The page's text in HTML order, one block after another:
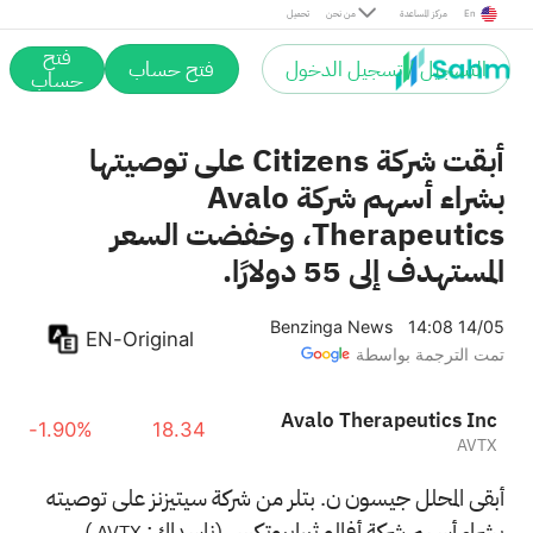
تحميل من نحن مركز المساعدة En
التسجيل / تسجيل الدخول فتح حساب فتح
حساب
أبقت شركة Citizens على توصيتها
بشراء أسهم شركة Avalo
Therapeutics، وخفضت السعر
المستهدف إلى 55 دولارًا.
Benzinga News
14:08 14/05
تمت الترجمة بواسطة
EN-Original
Avalo Therapeutics Inc
AVTX
18.34
-1.90%
أبقى المحلل جيسون ن. بتلر من شركة سيتيزنز على توصيته